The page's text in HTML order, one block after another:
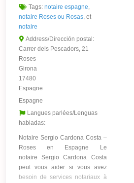
Tags: notaire espagne,
notaire Roses ou Rosas, et
notaire
Address/Dirección postal:
Carrer dels Pescadors, 21
Roses
Girona
17480
Espagne
Espagne
Langues parlées/Lenguas
habladas:
Notaire Sergio Cardona Costa –
Roses en Espagne Le
notaire Sergio Cardona Costa
peut vous aider si vous avez
besoin de services notariaux à